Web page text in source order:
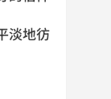
淡地彷